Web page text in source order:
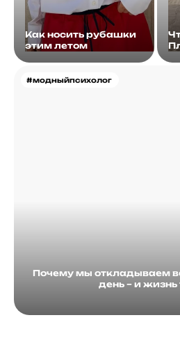
Как носить рубашки
этим летом
#модныйпсихолог
Почему мы откладываем
день – и